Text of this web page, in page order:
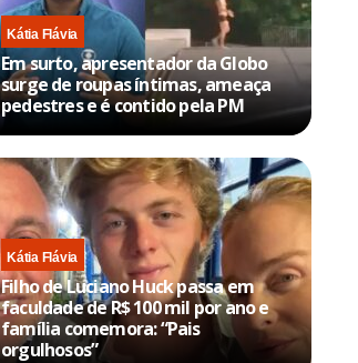
Kátia Flávia
Em surto, apresentador da Globo
surge de roupas íntimas, ameaça
pedestres e é contido pela PM
Kátia Flávia
Filho de Luciano Huck passa em
faculdade de R$ 100 mil por ano e
família comemora: “Pais
orgulhosos”